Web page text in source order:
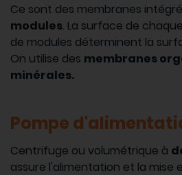
Ce sont des membranes
modules. La surface de
de modules déterminent la
On utilise des membranes
minérales.
Pompe
Centrifuge ou volumétrique à
assure l'alimentation et la mise